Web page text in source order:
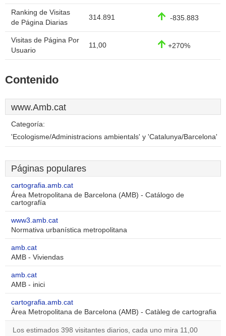
Ranking de Visitas
de Página Diarias
314.891 -835.883
Visitas de Página Por
Usuario
11,00 +270%
Contenido
www.Amb.cat
Categoría:
'Ecologisme/Administracions ambientals' y 'Catalunya/Barcelona'
Páginas populares
cartografia.amb.cat
Área Metropolitana de Barcelona (AMB) - Catálogo de
cartografía
www3.amb.cat
Normativa urbanística metropolitana
amb.cat
AMB - Viviendas
amb.cat
AMB - inici
cartografia.amb.cat
Àrea Metropolitana de Barcelona (AMB) - Catàleg de cartografia
Los estimados 398 visitantes diarios, cada uno mira 11,00